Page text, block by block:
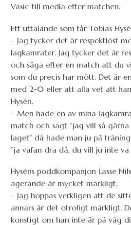
Vasic till media efter matchen.
Ett uttalande som får Tobias
– Jag tycker det är respektlöst
lagkamrater. Jag tycker det är
och säga efter en match att du
som du precis har mött. Det är
med 2-0 eller att alla vet att
Hysén.
– Men hade en av mina
match och sagt “jag vill så
laget” då hade man ju på
”ja vafan dra då, du vill ju inte va
Hyséns poddkompanjon Lasse
agerande är mycket märkligt.
– Jag hoppas verkligen att de
annars är det otroligt märkligt.
konstigt om han inte är på väg